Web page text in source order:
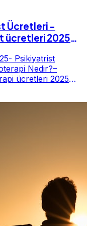
Ücretleri -
ücretleri 2025-
Nedir?–
ücretleri 2025